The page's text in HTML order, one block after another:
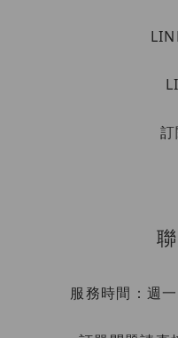
服務時間：週